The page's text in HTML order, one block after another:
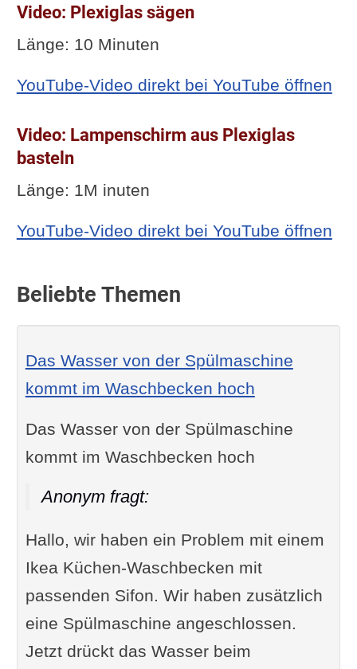
Video: Plexiglas sägen
Länge: 10 Minuten
YouTube-Video direkt bei YouTube öffnen
Video: Lampenschirm aus Plexiglas
basteln
Länge: 1M inuten
YouTube-Video direkt bei YouTube öffnen
Beliebte Themen
Das Wasser von der Spülmaschine
kommt im Waschbecken hoch
Das Wasser von der Spülmaschine
kommt im Waschbecken hoch
Anonym fragt:
Hallo, wir haben ein Problem mit einem
Ikea Küchen-Waschbecken mit
passenden Sifon. Wir haben zusätzlich
eine Spülmaschine angeschlossen.
Jetzt drückt das Wasser beim